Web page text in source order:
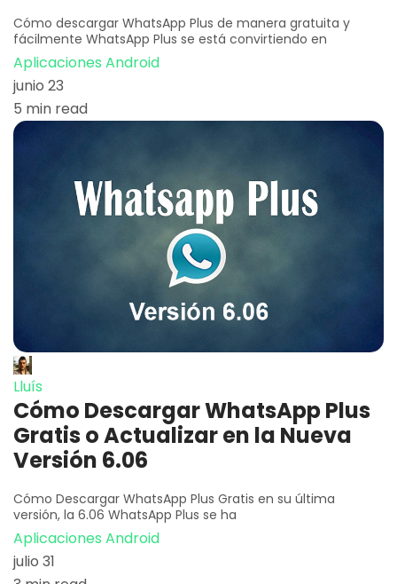
Cómo descargar WhatsApp Plus de manera gratuita y
fácilmente WhatsApp Plus se está convirtiendo en
Aplicaciones Android
junio 23
5 min read
Lluís
Cómo Descargar WhatsApp Plus
Gratis o Actualizar en la Nueva
Versión 6.06
Cómo Descargar WhatsApp Plus Gratis en su última
versión, la 6.06 WhatsApp Plus se ha
Aplicaciones Android
julio 31